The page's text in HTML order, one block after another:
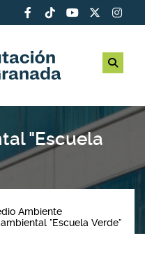
"Escuela
Ambiente
"Escuela Verde"